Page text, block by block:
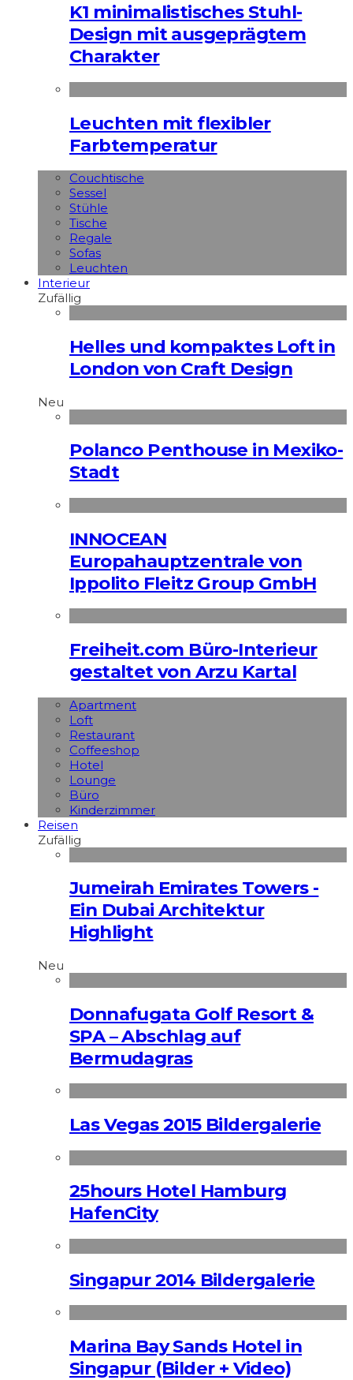
K1 minimalistisches Stuhl-
Design mit ausgeprägtem
Charakter
Leuchten mit flexibler
Farbtemperatur
Couchtische
Sessel
Stühle
Tische
Regale
Sofas
Leuchten
Interieur
Zufällig
Helles und kompaktes Loft in
London von Craft Design
Neu
Polanco Penthouse in Mexiko-
Stadt
INNOCEAN
Europahauptzentrale von
Ippolito Fleitz Group GmbH
Freiheit.com Büro-Interieur
gestaltet von Arzu Kartal
Apart­ment
Loft
Restaurant
Coffeeshop
Hotel
Lounge
Büro
Kinderzimmer
Reisen
Zufällig
Jumeirah Emirates Towers -
Ein Dubai Architektur
Highlight
Neu
Donnafugata Golf Resort &
SPA – Abschlag auf
Bermudagras
Las Vegas 2015 Bildergalerie
25hours Hotel Hamburg
HafenCity
Singapur 2014 Bildergalerie
Marina Bay Sands Hotel in
Singapur (Bilder + Video)